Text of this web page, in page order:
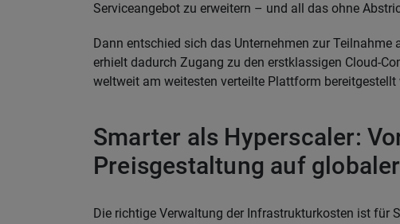
Serviceangebot zu erweitern – und all das ohne
Dann entschied sich das Unternehmen zur Teilnahme
erhielt dadurch Zugang zu den erstklassigen Cloud-
weltweit am weitesten verteilte Plattform bereitgestellt
Smarter als Hyperscaler:
Preisgestaltung auf
Die richtige Verwaltung der Infrastrukturkosten ist für